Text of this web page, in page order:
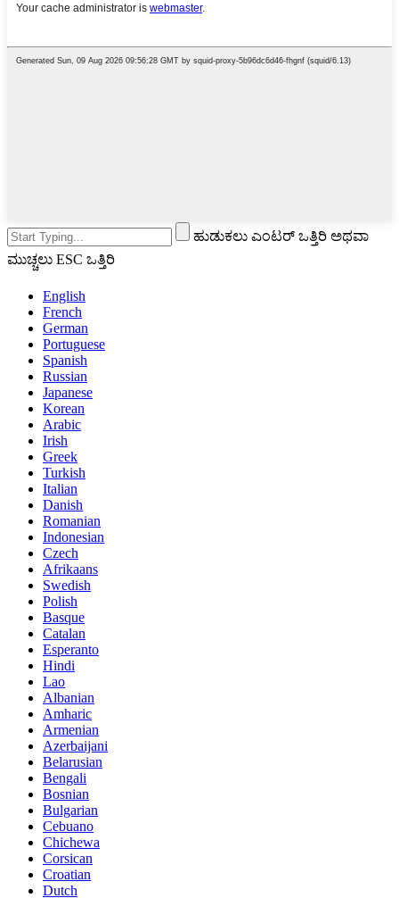
ಹುಡುಕಲು ಎಂಟರ್ ಒತ್ತಿರಿ ಅಥವಾ
ಮುಚ್ಚಲು ESC ಒತ್ತಿರಿ
English
French
German
Portuguese
Spanish
Russian
Japanese
Korean
Arabic
Irish
Greek
Turkish
Italian
Danish
Romanian
Indonesian
Czech
Afrikaans
Swedish
Polish
Basque
Catalan
Esperanto
Hindi
Lao
Albanian
Amharic
Armenian
Azerbaijani
Belarusian
Bengali
Bosnian
Bulgarian
Cebuano
Chichewa
Corsican
Croatian
Dutch